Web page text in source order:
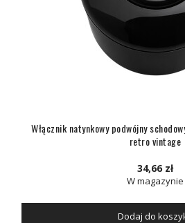
Włącznik natynkowy podwójny
retro vintage
34,66 zł
W magazynie
Dodaj do